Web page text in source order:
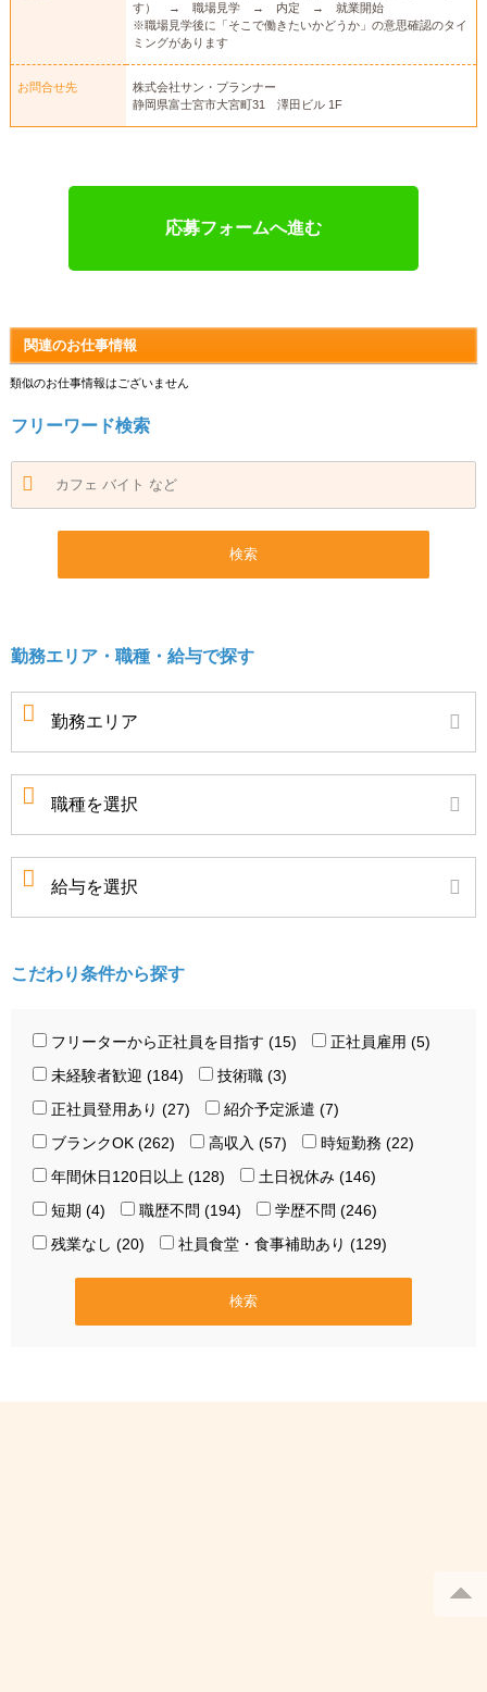
す） → 職場見学 → 内定 → 就業開始
※職場見学後に「そこで働きたいかどうか」の意思確認のタイ
ミングがあります
お問合せ先
株式会社サン・プランナー
静岡県富士宮市大宮町31 澤田ビル 1F
応募フォームへ進む
関連のお仕事情報
類似のお仕事情報はございません
フリーワード検索
勤務エリア・職種・給与で探す
こだわり条件から探す
フリーターから正社員を目指す (15)
正社員雇用 (5)
未経験者歓迎 (184)
技術職 (3)
正社員登用あり (27)
紹介予定派遣 (7)
ブランクOK (262)
高収入 (57)
時短勤務 (22)
年間休日120日以上 (128)
土日祝休み (146)
短期 (4)
職歴不問 (194)
学歴不問 (246)
残業なし (20)
社員食堂・食事補助あり (129)